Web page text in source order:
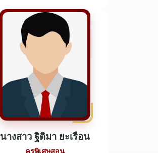
นางสาว ฐิติมา ยะเรือน